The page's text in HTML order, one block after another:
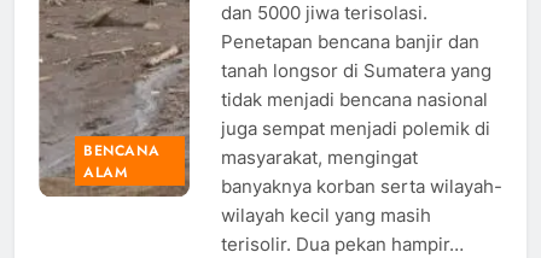
BENCANA
ALAM
dan 5000 jiwa terisolasi.
Penetapan bencana banjir dan
tanah longsor di Sumatera yang
tidak menjadi bencana nasional
juga sempat menjadi polemik di
masyarakat, mengingat
banyaknya korban serta wilayah-
wilayah kecil yang masih
terisolir. Dua pekan hampir…